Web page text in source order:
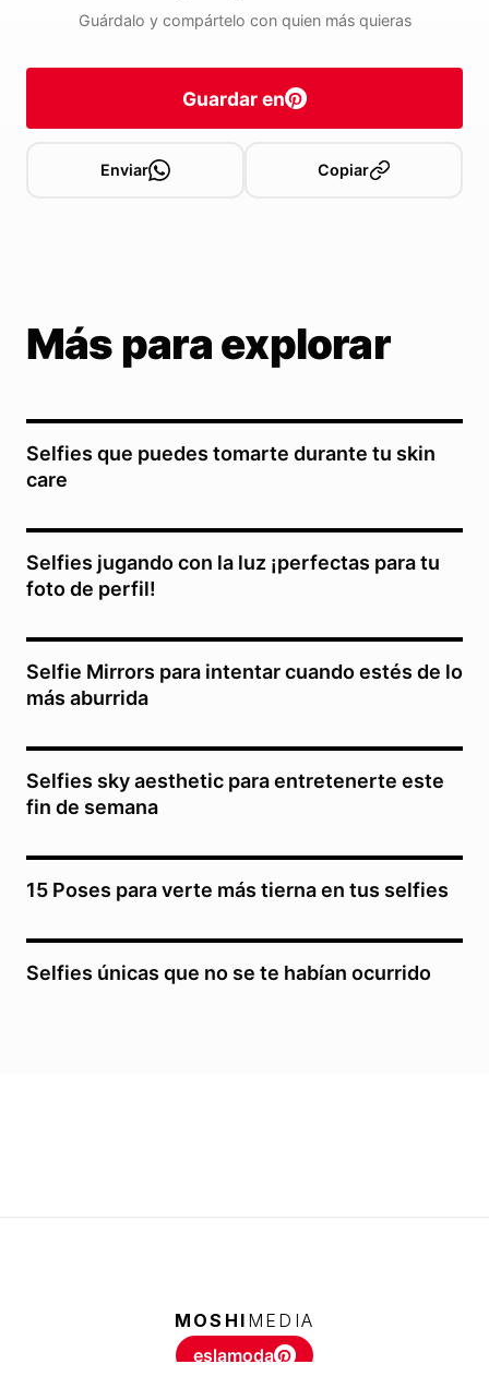
Guárdalo y compártelo con quien más quieras
Guardar en
Enviar Copiar
Más para explorar
Selfies que puedes tomarte durante tu skin
care
Selfies jugando con la luz ¡perfectas para tu
foto de perfil!
Selfie Mirrors para intentar cuando estés de lo
más aburrida
Selfies sky aesthetic para entretenerte este
fin de semana
15 Poses para verte más tierna en tus selfies
Selfies únicas que no se te habían ocurrido
MOSHI MEDIA
eslamoda